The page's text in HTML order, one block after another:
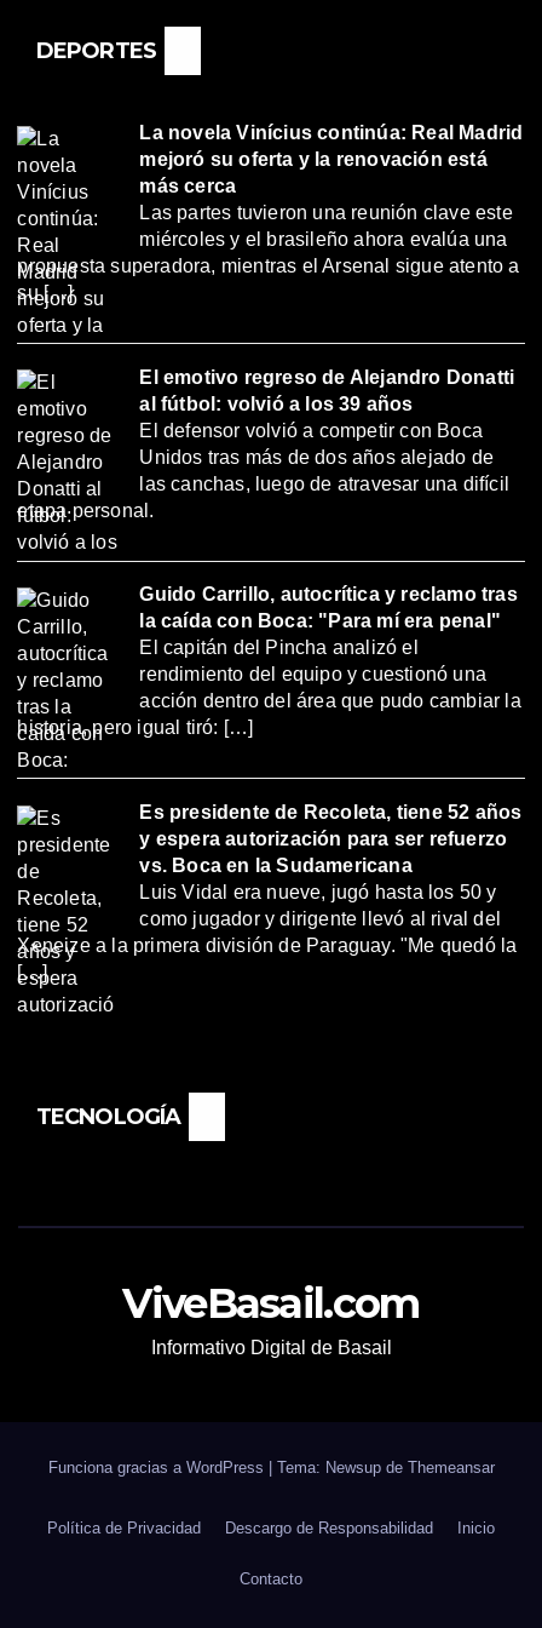
DEPORTES
La novela Vinícius continúa: Real Madrid
mejoró su oferta y la renovación está
más cerca
Las partes tuvieron una reunión clave este
miércoles y el brasileño ahora evalúa una
propuesta superadora, mientras el Arsenal sigue atento a
su […]
El emotivo regreso de Alejandro Donatti
al fútbol: volvió a los 39 años
El defensor volvió a competir con Boca
Unidos tras más de dos años alejado de
las canchas, luego de atravesar una difícil
etapa personal.
Guido Carrillo, autocrítica y reclamo tras
la caída con Boca: "Para mí era penal"
El capitán del Pincha analizó el
rendimiento del equipo y cuestionó una
acción dentro del área que pudo cambiar la
historia, pero igual tiró: […]
Es presidente de Recoleta, tiene 52 años
y espera autorización para ser refuerzo
vs. Boca en la Sudamericana
Luis Vidal era nueve, jugó hasta los 50 y
como jugador y dirigente llevó al rival del
Xeneize a la primera división de Paraguay. "Me quedó la
[…]
TECNOLOGÍA
ViveBasail.com
Informativo Digital de Basail
Funciona gracias a WordPress Tema: Newsup de Themeansar
Política de Privacidad Descargo de Responsabilidad Inicio
Contacto